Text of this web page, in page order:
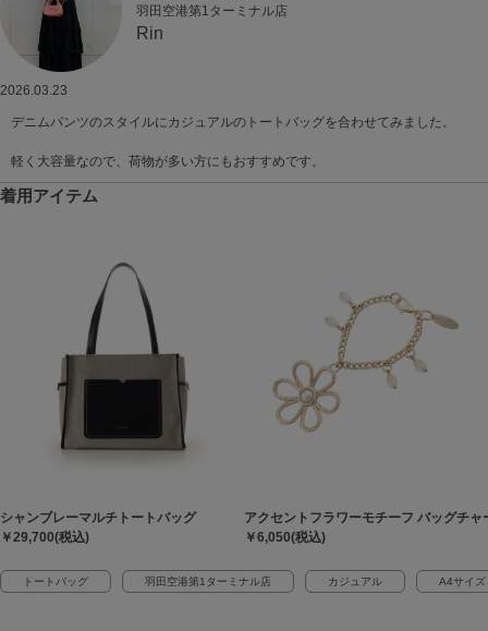
羽田空港第1ターミナル店
Rin
2026.03.23
デニムパンツのスタイルにカジュアルのトートバッグを合わせてみました。
軽く大容量なので、荷物が多い方にもおすすめです。
着用アイテム
シャンブレーマルチトートバッグ
￥29,700(税込)
アクセントフラワーモチーフ バッグチャ
￥6,050(税込)
トートバッグ 羽田空港第1ターミナル店 カジュアル A4サイズ